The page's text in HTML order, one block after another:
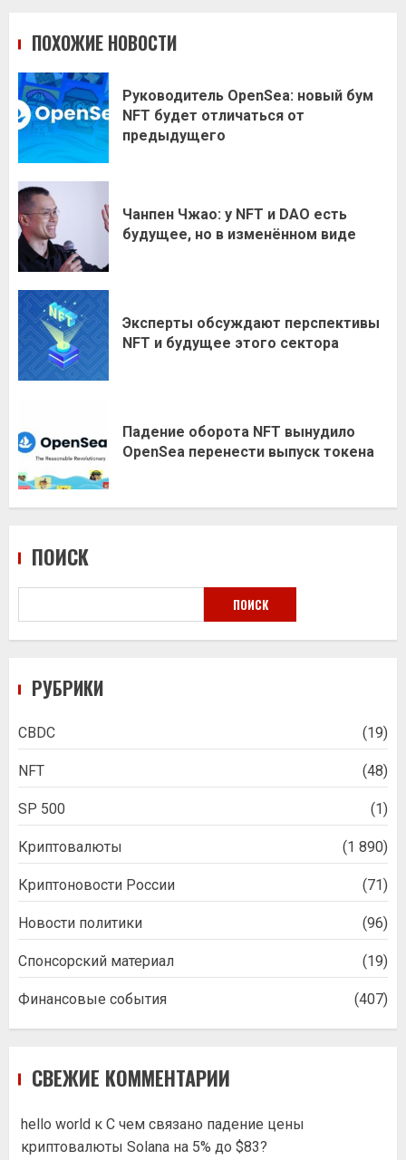
ПОХОЖИЕ НОВОСТИ
Руководитель OpenSea: новый бум
NFT будет отличаться от
предыдущего
Чанпен Чжао: у NFT и DAO есть
будущее, но в изменённом виде
Эксперты обсуждают перспективы
NFT и будущее этого сектора
Падение оборота NFT вынудило
OpenSea перенести выпуск токена
ПОИСК
ПОИСК
РУБРИКИ
CBDC (19)
NFT (48)
SP 500 (1)
Криптовалюты (1 890)
Криптоновости России (71)
Новости политики (96)
Спонсорский материал (19)
Финансовые события (407)
СВЕЖИЕ КОММЕНТАРИИ
hello world к С чем связано падение цены
криптовалюты Solana на 5% до $83?